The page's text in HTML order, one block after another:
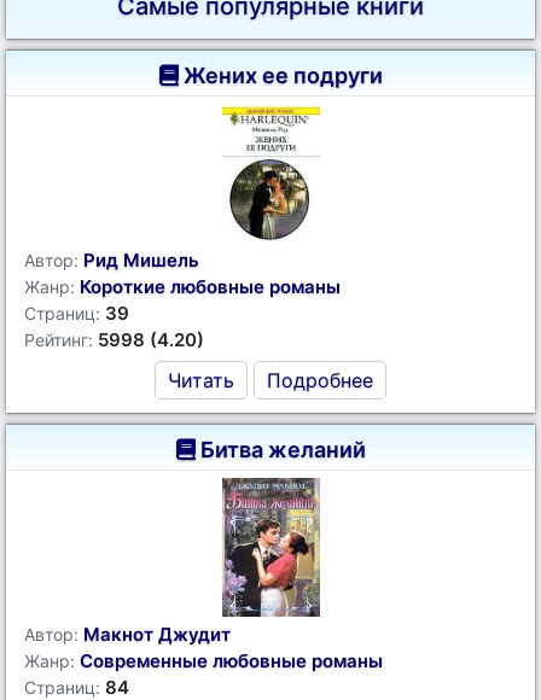
Самые популярные книги
Жених ее подруги
Автор: Рид Мишель
Жанр: Короткие любовные романы
Страниц: 39
Рейтинг: 5998 (4.20)
Читать Подробнее
Битва желаний
Автор: Макнот Джудит
Жанр: Современные любовные романы
Страниц: 84